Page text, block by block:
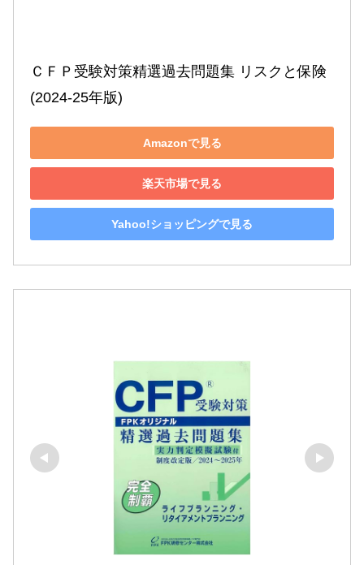
ＣＦＰ受験対策精選過去問題集 リスクと保険
(2024-25年版)
Amazonで見る
楽天市場で見る
Yahoo!ショッピングで見る